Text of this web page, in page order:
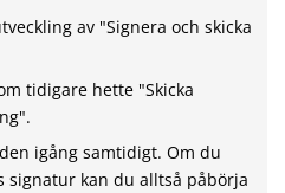
av "Signera och skicka
tidigare hette "Skicka
igång samtidigt. Om du
signatur kan du alltså påbörja